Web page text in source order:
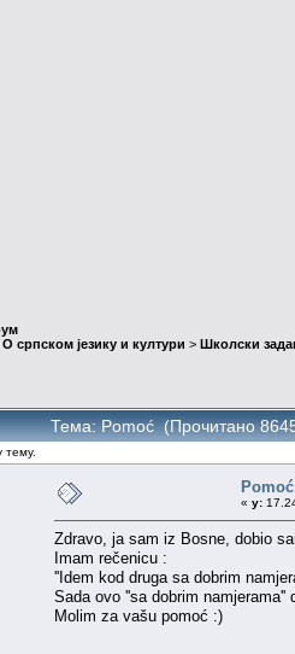
О српском језику и култури > Школски
Тема: Pomoć (Прочитано
тему.
Pomoć
« у:
Zdravo, ja sam iz Bosne, dobio
Imam rečenicu :
''Idem kod druga sa dobrim
Sada ovo ''sa dobrim
Molim za vašu pomoć :)